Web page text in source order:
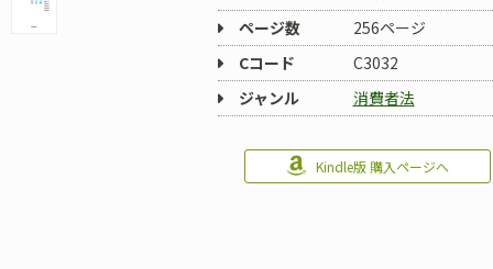
ページ数
256ページ
Cコード
C3032
ジャンル
消費者法
Kindle版 購入ページへ